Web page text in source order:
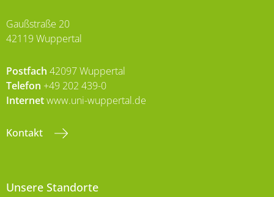
Gaußstraße 20
42119 Wuppertal
Postfach 42097 Wuppertal
Telefon +49 202 439-0
Internetwww.uni-wuppertal.de
Kontakt
Unsere Standorte